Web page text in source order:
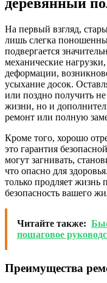
На первый взгляд,
лишь слегка
подвергается
механические
деформации,
усыхание досок.
или поздно получить
жизни, но и
ремонт или полную
Кроме того, хорошо
это гарантия
могут загнивать,
что опасно для
только продляет жизнь
безопасность вашего
Читайте также:
пошаговое
Преимущества